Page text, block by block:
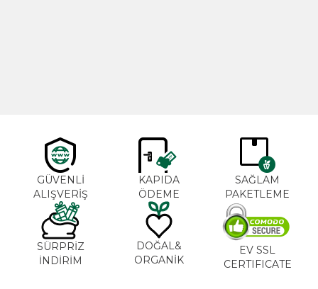
GÜVENLİ
ALIŞVERİŞ
KAPIDA
ÖDEME
SAĞLAM
PAKETLEME
SÜRPRİZ
İNDİRİM
DOĞAL&
ORGANİK
EV SSL
CERTIFICATE